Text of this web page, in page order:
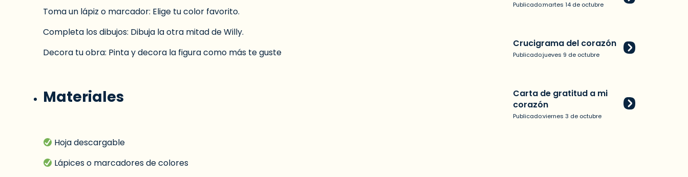
Toma un lápiz o marcador: Elige tu color favorito.
Completa los dibujos: Dibuja la otra mitad de Willy.
Decora tu obra: Pinta y decora la figura como más te guste
Materiales
Hoja descargable
Lápices o marcadores de colores
Publicado:martes 14 de octubre
Crucigrama del corazón
Publicado:jueves 9 de octubre
Carta de gratitud a mi
corazón
Publicado:viernes 3 de octubre